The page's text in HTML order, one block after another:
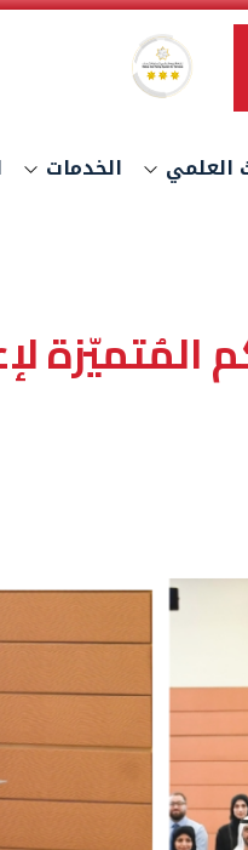
نظام النجوم العالمي
العلمي الخدمات